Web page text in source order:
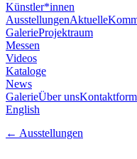
Künstler*innen
AusstellungenAktuelle
GalerieProjektraum
Messen
Videos
Kataloge
News
GalerieÜber uns
English
← Ausstellungen